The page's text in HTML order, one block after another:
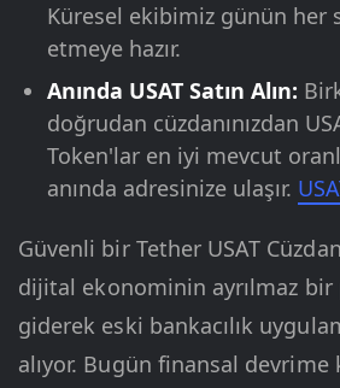
Küresel ekibimiz günün her
etmeye hazır.
Anında USAT Satın Alın:
doğrudan cüzdanınızdan
Token'lar en iyi mevcut
anında adresinize ulaşır.
Güvenli bir Tether USAT
dijital ekonominin ayrılmaz bir
giderek eski bankacılık
alıyor. Bugün finansal devrime